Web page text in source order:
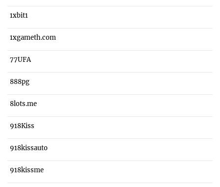
1xbit1
1xgameth.com
77UFA
888pg
8lots.me
918Kiss
918kissauto
918kissme